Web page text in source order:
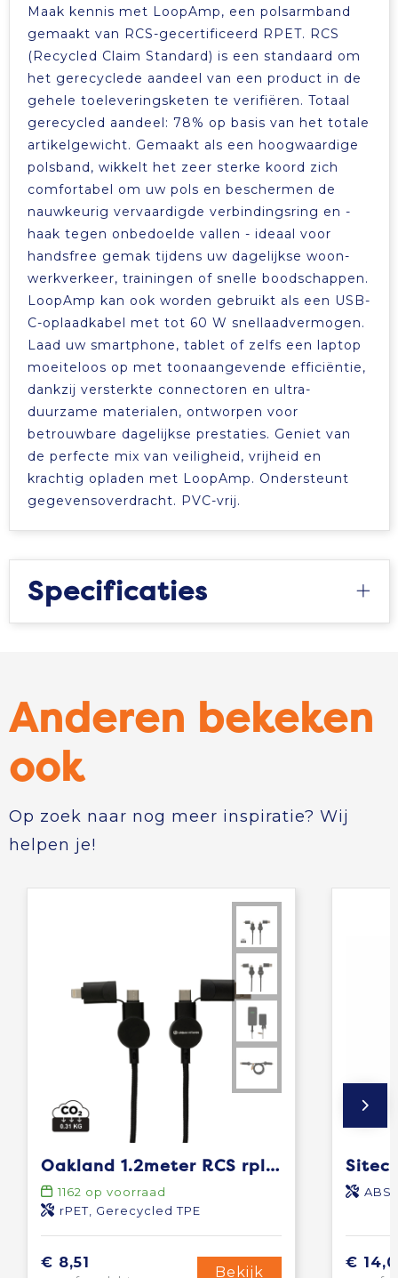
Maak kennis met LoopAmp, een polsarmband
gemaakt van RCS-gecertificeerd RPET. RCS
(Recycled Claim Standard) is een standaard om
het gerecyclede aandeel van een product in de
gehele toeleveringsketen te verifiëren. Totaal
gerecycled aandeel: 78% op basis van het totale
artikelgewicht. Gemaakt als een hoogwaardige
polsband, wikkelt het zeer sterke koord zich
comfortabel om uw pols en beschermen de
nauwkeurig vervaardigde verbindingsring en -
haak tegen onbedoelde vallen - ideaal voor
handsfree gemak tijdens uw dagelijkse woon-
werkverkeer, trainingen of snelle boodschappen.
LoopAmp kan ook worden gebruikt als een USB-
C-oplaadkabel met tot 60 W snellaadvermogen.
Laad uw smartphone, tablet of zelfs een laptop
moeiteloos op met toonaangevende efficiëntie,
dankzij versterkte connectoren en ultra-
duurzame materialen, ontworpen voor
betrouwbare dagelijkse prestaties. Geniet van
de perfecte mix van veiligheid, vrijheid en
krachtig opladen met LoopAmp. Ondersteunt
gegevensoverdracht. PVC-vrij.
Specificaties
Anderen bekeken
ook
Op zoek naar nog meer inspiratie? Wij
helpen je!
Oakland 1.2meter RCS rplastic 6-in-1 fast charging 45W kabel
1162 op voorraad
rPET, Gerecycled TPE
€ 8,51
Bekijk
ABS
€